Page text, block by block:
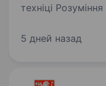
техніці Розуміння будови екскаватора
(при необхідності) Наявність різних
5 дней назад